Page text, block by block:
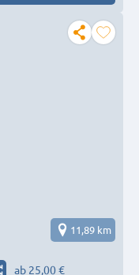
11,89 km
ab 25,00 €